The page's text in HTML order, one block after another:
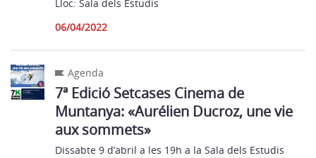
Lloc: Sala dels Estudis
06/04/2022
Agenda
7ª Edició Setcases Cinema de
Muntanya: «Aurélien Ducroz, une vie
aux sommets»
Dissabte 9 d’abril a les 19h a la Sala dels Estudis